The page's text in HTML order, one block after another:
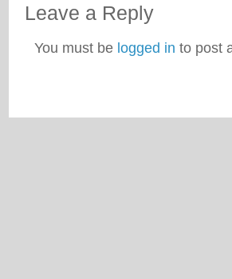
Leave a Reply
You must be logged in to post